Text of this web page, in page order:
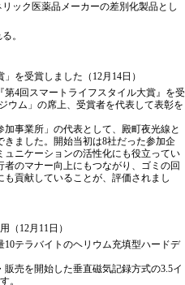
ック医薬品メーカーの差別化製品とし
。
を受賞しました（12月14日）
4回スマートライフスタイル大賞』を受
ウム」の席上、受賞者を代表して表彰を
事業所」の代表として、殿町夜光線と
ました。開始当初は8社だった参加企
ニケーションの活性化にも役立ってい
のマナー向上にもつながり、ゴミの回
貢献していることが、評価されまし
（12月11日）
テラバイトのヘリウム充填型ハードデ
売を開始した垂直磁気記録方式の3.5イ
。